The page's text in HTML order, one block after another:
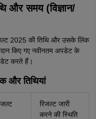
और समय (विज्ञान/
2025 की तिथि और उसके लिंक
किए गए नवीनतम अपडेट के
करते हैं।
और तिथियां
रिजल्ट जारी
करने की स्थिति